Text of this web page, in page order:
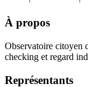
À propos
Observatoire citoyen
checking et regard
Représentants